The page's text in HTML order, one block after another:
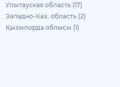
Улытауская область (17)
Западно-Каз. область (2)
Қызылорда облысы (1)